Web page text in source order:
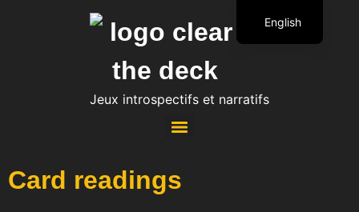
Jeux introspectifs et narratifs
Card readings
English
French